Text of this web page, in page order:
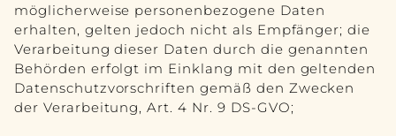
möglicherweise personenbezogene Daten
erhalten, gelten jedoch nicht als Empfänger; die
Verarbeitung dieser Daten durch die genannten
Behörden erfolgt im Einklang mit den geltenden
Datenschutzvorschriften gemäß den Zwecken
der Verarbeitung, Art. 4 Nr. 9 DS-GVO;